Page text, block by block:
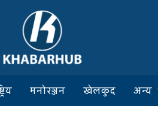
मनोरञ्जन खेलकुद अन्य